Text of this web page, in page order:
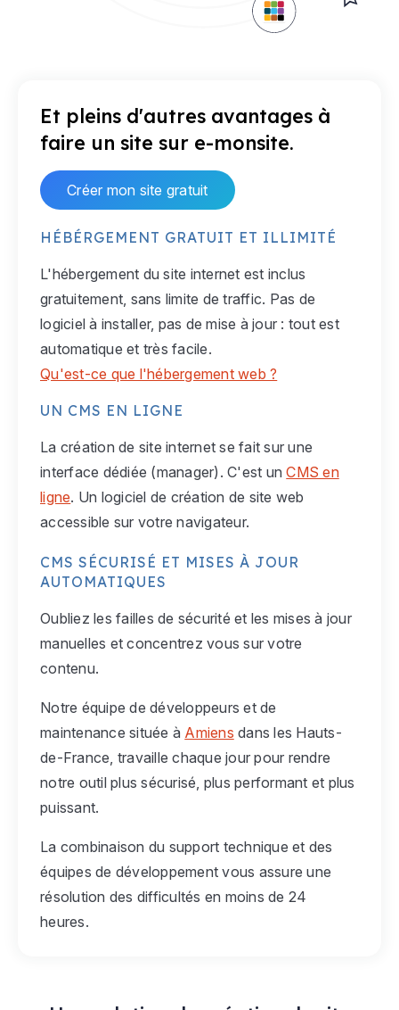
Et pleins d'autres avantages à
faire un site sur e-monsite.
Créer mon site gratuit
HÉBÉRGEMENT GRATUIT ET ILLIMITÉ
L'hébergement du site internet est inclus
gratuitement, sans limite de traffic. Pas de
logiciel à installer, pas de mise à jour : tout est
automatique et très facile.
Qu'est-ce que l'hébergement web ?
UN CMS EN LIGNE
La création de site internet se fait sur une
interface dédiée (manager). C'est unCMS en
ligne. Un logiciel de création de site web
accessible sur votre navigateur.
CMS SÉCURISÉ ET MISES À JOUR
AUTOMATIQUES
Oubliez les failles de sécurité et les mises à jour
manuelles et concentrez vous sur votre
contenu.
Notre équipe de développeurs et de
maintenance située à Amiens dans les Hauts-
de-France, travaille chaque jour pour rendre
notre outil plus sécurisé, plus performant et plus
puissant.
La combinaison du support technique et des
équipes de développement vous assure une
résolution des difficultés en moins de 24
heures.